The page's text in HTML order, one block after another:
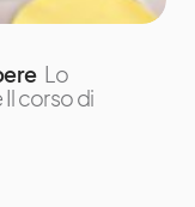
Lo
corso di